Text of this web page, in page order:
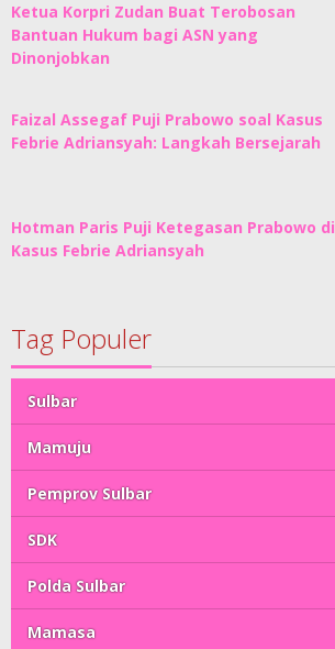
Ketua Korpri Zudan Buat Terobosan
Bantuan Hukum bagi ASN yang
Dinonjobkan
Faizal Assegaf Puji Prabowo soal Kasus
Febrie Adriansyah: Langkah Bersejarah
Hotman Paris Puji Ketegasan Prabowo di
Kasus Febrie Adriansyah
Tag Populer
Sulbar
Mamuju
Pemprov Sulbar
SDK
Polda Sulbar
Mamasa